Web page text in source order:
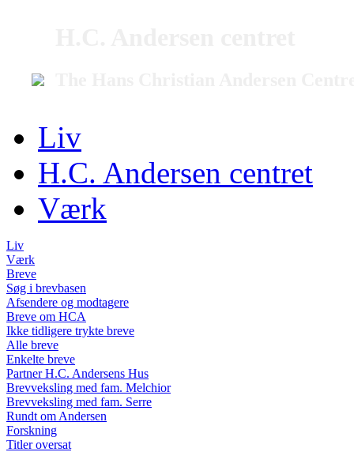
Liv
H.C. Andersen centret
Værk
Liv
Værk
Breve
Søg i brevbasen
Afsendere og modtagere
Breve om HCA
Ikke tidligere trykte breve
Alle breve
Enkelte breve
Partner H.C. Andersens Hus
Brevveksling med fam. Melchior
Brevveksling med fam. Serre
Rundt om Andersen
Forskning
Titler oversat